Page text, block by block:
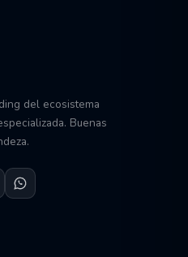
del ecosistema
Buenas